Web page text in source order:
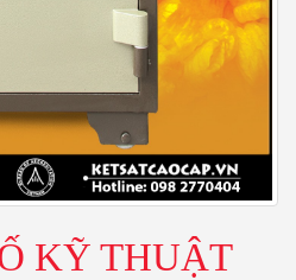
KỸ THUẬT